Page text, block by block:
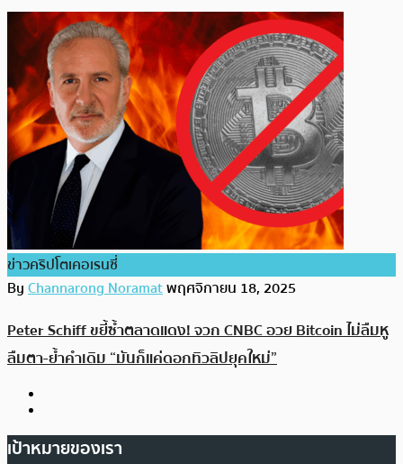
ข่าวคริปโตเคอเรนซี่
ByChannarong Noramatพฤศจิกายน 18, 2025
Peter Schiff ขยี้ซ้ำตลาดแดง! จวก CNBC อวย Bitcoin ไม่ลืมหู
ลืมตา-ย้ำคำเดิม “มันก็แค่ดอกทิวลิปยุคใหม่”
เป้าหมายของเรา